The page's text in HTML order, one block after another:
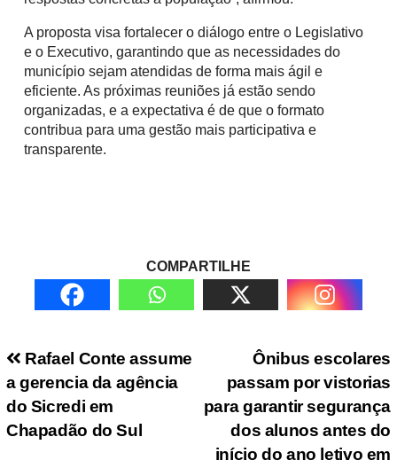
A proposta visa fortalecer o diálogo entre o Legislativo
e o Executivo, garantindo que as necessidades do
município sejam atendidas de forma mais ágil e
eficiente. As próximas reuniões já estão sendo
organizadas, e a expectativa é de que o formato
contribua para uma gestão mais participativa e
transparente.
COMPARTILHE
Navegação de PostÔnibus escolares
passam por vistorias
para garantir segurança
dos alunos antes do
início do ano letivo em
Rafael Conte assume
a gerencia da agência
do Sicredi em
Chapadão do Sul